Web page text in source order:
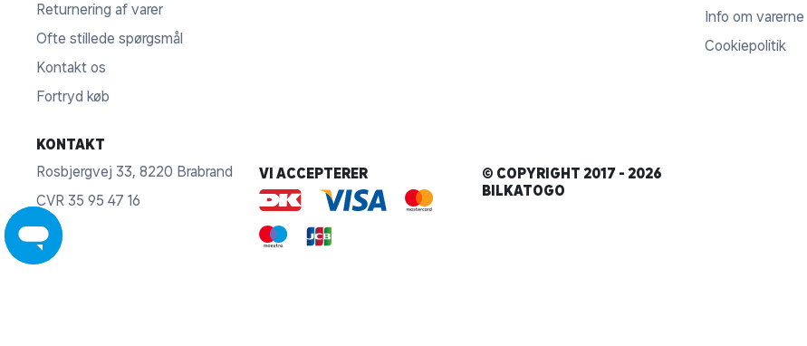
Returnering af varer
Ofte stillede spørgsmål
Kontakt os
Fortryd køb
Info om varerne
Cookiepolitik
KONTAKT
Rosbjergvej 33, 8220 Brabrand
CVR 35 95 47 16
VI ACCEPTERER
© COPYRIGHT 2017 - 2026
BILKATOGO